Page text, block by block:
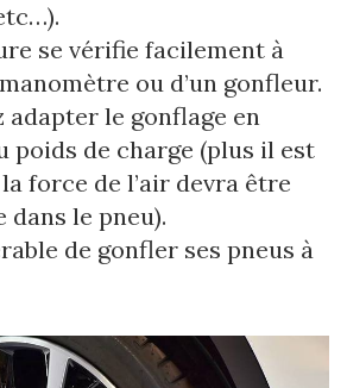
se vérifie facilement à
manomètre ou d’un gonfleur.
adapter le gonflage en
poids de charge (plus il est
force de l’air devra être
le pneu).
de gonfler ses pneus à